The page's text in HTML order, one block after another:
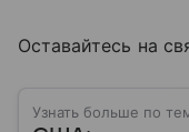
Оставайтесь на
Узнать больше по